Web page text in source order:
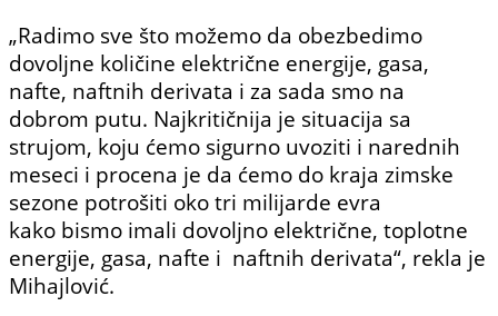
„Radimo sve što možemo da obezbedimo
dovoljne količine električne energije, gasa,
nafte, naftnih derivata i za sada smo na
dobrom putu. Najkritičnija je situacija sa
strujom, koju ćemo sigurno uvoziti i narednih
meseci i procena je da ćemo do kraja zimske
sezone potrošiti oko tri milijarde evra
kako bismo imali dovoljno električne, toplotne
energije, gasa, nafte i naftnih derivata“, rekla je
Mihajlović.